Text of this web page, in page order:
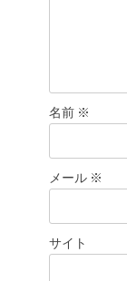
名前 ※
メール ※
サイト